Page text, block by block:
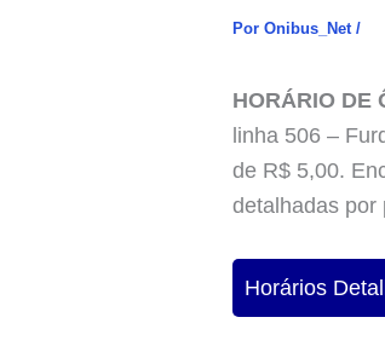
Por Onibus_Net /
HORÁRIO DE
linha 506 –
de R$ 5,00.
detalhadas por
Horários